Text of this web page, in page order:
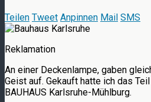
Teilen Tweet Anpinnen Mail SMS
Reklamation
An einer Deckenlampe, gaben
Geist auf. Gekauft hatte ich das
BAUHAUS Karlsruhe-Mühlburg.